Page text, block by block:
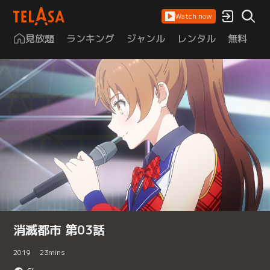
Watch now
見放題 ランキング ジャンル レンタル 無料
消滅都市 第03話
2019 23mins